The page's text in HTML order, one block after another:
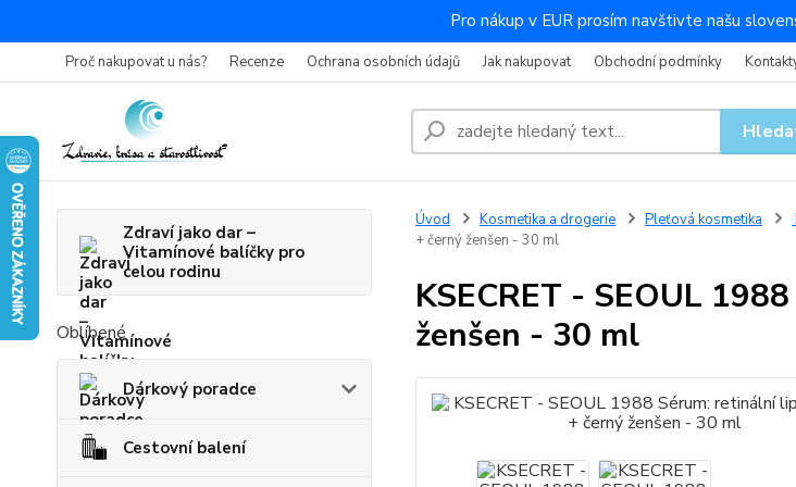
Pro nákup v EUR prosím navštivte našu
Proč nakupovat u nás? Recenze Ochrana osobních údajů Jak nakupovat Obchodní podmínky
Zdraví jako dar –
Vitamínové balíčky pro
celou rodinu
Oblíbené
Dárkový poradce
Cestovní balení
Úvod Kosmetika a drogerie Pleťová kosmetika
+ černý ženšen - 30 ml
KSECRET - SEOUL
ženšen - 30 ml